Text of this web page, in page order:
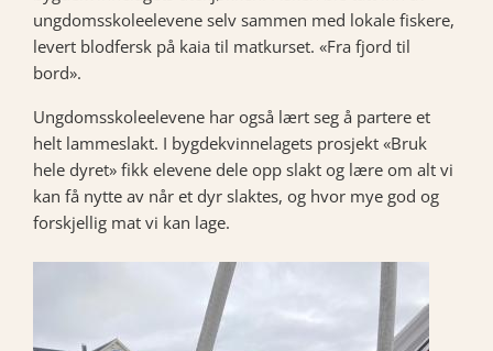
ungdomsskoleelevene selv sammen med lokale fiskere,
levert blodfersk på kaia til matkurset. «Fra fjord til
bord».
Ungdomsskoleelevene har også lært seg å partere et
helt lammeslakt. I bygdekvinnelagets prosjekt «Bruk
hele dyret» fikk elevene dele opp slakt og lære om alt vi
kan få nytte av når et dyr slaktes, og hvor mye god og
forskjellig mat vi kan lage.